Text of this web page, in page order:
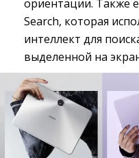
ориентации. Также
Search, которая
интеллект для
выделенной на